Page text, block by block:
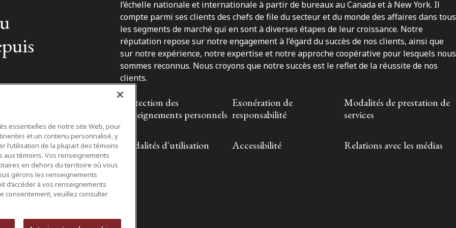
l’échelle nationale et internationale à partir de bureaux au Canada et à New York. Il
compte parmi ses clients des chefs de file du secteur et du monde des affaires dans tous
les segments de marché qui en sont à diverses étapes de leur croissance. Notre
réputation repose sur notre engagement à l’égard du succès de nos clients, ainsi que
sur notre expérience, notre expertise et notre approche coopérative pour lesquels nous
sommes reconnus. Nous croyons que notre succès est le reflet de la réussite de nos
clients.
Protection des
renseignements personnels
Exonération de
responsabilité
Modalités de prestation de
services
Modalités d'utilisation Accessibilité Relations avec les médias
essentielles de notre site Web, pour
et un contenu personnalisé, y
l’utilisation de la plupart des témoins
témoins. Vos renseignements
en dehors du territoire où vous
gérons les renseignements
d’accéder à vos renseignements
consentement, veuillez consulter